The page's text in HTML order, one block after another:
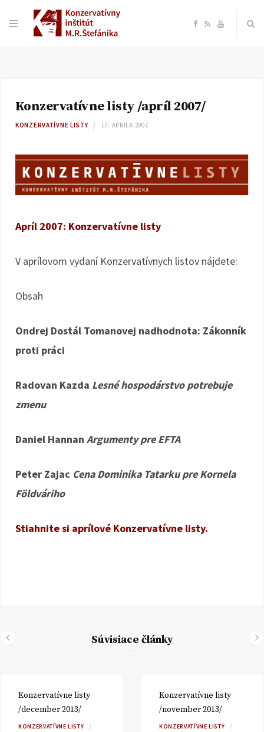
F
e
o
R Y
b
Konzervatívne listy /apríl 2007/
KONZERVATÍVNE LISTY 17. APRÍLA 2007
Apríl 2007: Konzervatívne listy
V aprílovom vydaní Konzervatívnych listov nájdete:
Obsah
Ondrej Dostál Tomanovej nadhodnota: Zákonník
proti práci
Radovan Kazda Lesné hospodárstvo potrebuje
zmenu
Daniel Hannan Argumenty pre EFTA
Peter Zajac Cena Dominika Tatarku pre Kornela
Földváriho
Stiahnite si aprílové Konzervatívne listy.
Súvisiace články
Konzervatívne listy
/december 2013/
KONZERVATÍVNE LISTY
Konzervatívne listy
/november 2013/
KONZERVATÍVNE LISTY